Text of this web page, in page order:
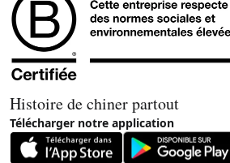
Histoire de chiner partout
Télécharger notre application